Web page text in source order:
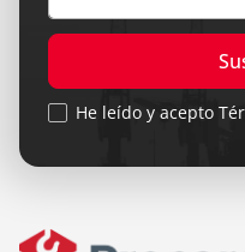
He leído y acepto